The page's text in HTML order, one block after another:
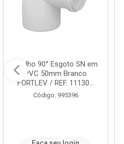
Joelho 90° Esgoto SN em
PVC 50mm Branco
FORTLEV / REF. 11130...
Código: 995396